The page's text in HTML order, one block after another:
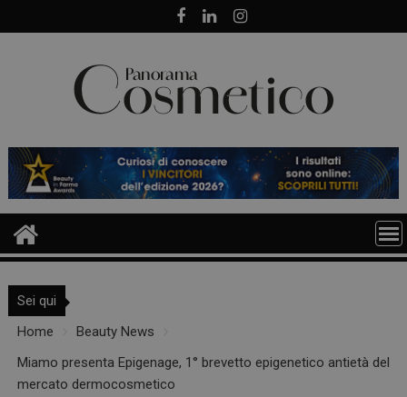
to
Sei qui
Home
Beauty News
Miamo presenta Epigenage, 1° brevetto epigenetico antietà del
mercato dermocosmetico